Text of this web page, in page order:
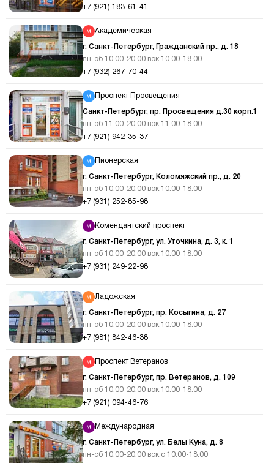
+7 (921) 183-61-41
Академическая
г. Санкт-Петербург, Гражданский пр., д. 18
пн-сб 10.00-20.00 вск 10.00-18.00
+7 (932) 267-70-44
Проспект Просвещения
Санкт-Петербург, пр. Просвещения д.30 корп.1
пн-сб 11.00-20.00 вск 11.00-18.00
+7 (921) 942-35-37
Пионерская
г. Санкт-Петербург, Коломяжский пр., д. 20
пн-сб 10.00-20.00 вск 10.00-18.00
+7 (931) 252-85-98
Комендантский проспект
г. Санкт-Петербург, ул. Уточкина, д. 3, к. 1
пн-сб 10.00-20.00 вск 10.00-18.00
+7 (931) 249-22-98
Ладожская
г. Санкт-Петербург, пр. Косыгина, д. 27
пн-сб 10.00-20.00 вск 10.00-18.00
+7 (981) 842-46-38
Проспект Ветеранов
г. Санкт-Петербург, пр. Ветеранов, д. 109
пн-сб 10.00-20.00 вск 10.00-18.00
+7 (921) 094-46-76
Международная
г. Санкт-Петербург, ул. Белы Куна, д. 8
пн-сб 10.00-20.00 вск с 10.00-18.00